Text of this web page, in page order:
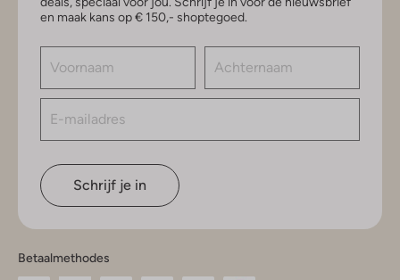
en maak kans op € 150,- shoptegoed.
Schrijf je in
Betaalmethodes